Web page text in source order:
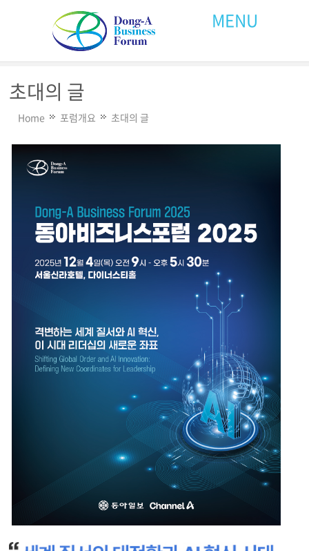
MENU
초대의 글
Home 포럼개요 초대의 글